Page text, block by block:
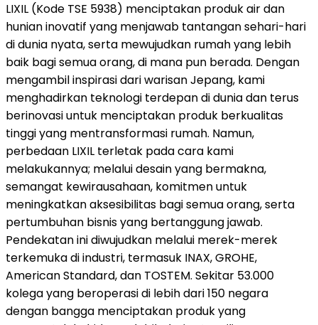
LIXIL (Kode TSE 5938) menciptakan produk air dan
hunian inovatif yang menjawab tantangan sehari-hari
di dunia nyata, serta mewujudkan rumah yang lebih
baik bagi semua orang, di mana pun berada. Dengan
mengambil inspirasi dari warisan Jepang, kami
menghadirkan teknologi terdepan di dunia dan terus
berinovasi untuk menciptakan produk berkualitas
tinggi yang mentransformasi rumah. Namun,
perbedaan LIXIL terletak pada cara kami
melakukannya; melalui desain yang bermakna,
semangat kewirausahaan, komitmen untuk
meningkatkan aksesibilitas bagi semua orang, serta
pertumbuhan bisnis yang bertanggung jawab.
Pendekatan ini diwujudkan melalui merek-merek
terkemuka di industri, termasuk INAX, GROHE,
American Standard, dan TOSTEM. Sekitar 53.000
kolega yang beroperasi di lebih dari 150 negara
dengan bangga menciptakan produk yang